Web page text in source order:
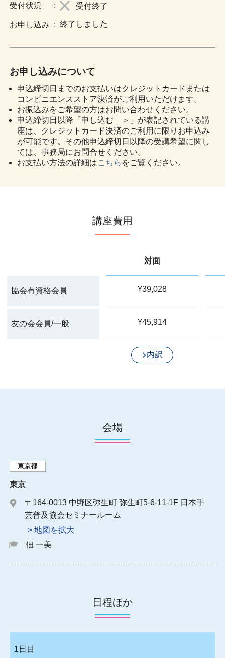
: 受付終了
: 終了しました
お申し込みについて
申込締切日までのお支払いはクレジットカードまたは
コンビニエンスストア決済がご利用いただけます。
お振込みをご希望の方はお問い合わせください。
申込締切日以降「申し込む ＞」が表記されている講
座は、クレジットカード決済のご利用に限りお申込み
が可能です。その他申込締切日以降の受講希望に関し
ては、事務局にお問合せください。
お支払い方法の詳細はこちら をご覧ください。
講座費用
対面
協会有資格会員 ¥39,028
友の会会員/一般 ¥45,914
内訳
会場
東京都
東京
〒164-0013 中野区弥生町 弥生町5-6-11-1F 日本手
芸普及協会セミナールーム
> 地図を拡大
佃 一美
日程ほか
1日目